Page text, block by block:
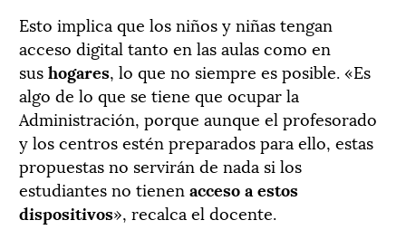
Esto implica que los niños y niñas tengan
acceso digital tanto en las aulas como en
sushogares, lo que no siempre es posible. «Es
algo de lo que se tiene que ocupar la
Administración, porque aunque el profesorado
y los centros estén preparados para ello, estas
propuestas no servirán de nada si los
estudiantes no tienen acceso a estos
dispositivos», recalca el docente.